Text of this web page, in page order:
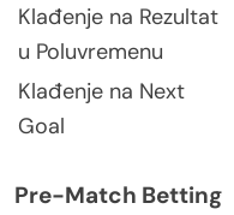
Klađenje na Rezultat
u Poluvremenu
Klađenje na Next
Goal
Pre-Match Betting